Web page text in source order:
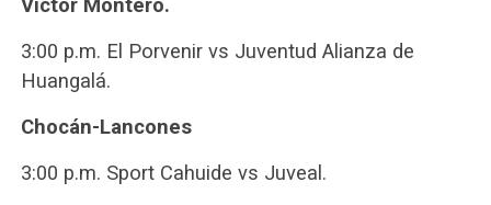
3:00 p.m. El Porvenir vs Juventud Alianza de
Huangalá.
Chocán-Lancones
3:00 p.m. Sport Cahuide vs Juveal.